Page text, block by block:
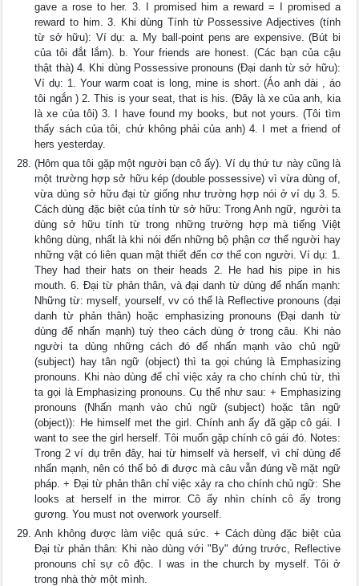
gave a rose to her. 3. I promised him a reward = I promised a
reward to him. 3. Khi dùng Tính từ Possessive Adjectives (tính
từ sở hữu): Ví dụ: a. My ball-point pens are expensive. (Bút bi
của tôi đắt lắm). b. Your friends are honest. (Các bạn của cậu
thật thà) 4. Khi dùng Possessive pronouns (Đại danh từ sở hữu):
Ví dụ: 1. Your warm coat is long, mine is short. (Áo anh dài , áo
tôi ngắn ) 2. This is your seat, that is his. (Đây là xe của anh, kia
là xe của tôi) 3. I have found my books, but not yours. (Tôi tìm
thấy sách của tôi, chứ không phải của anh) 4. I met a friend of
hers yesterday.
(Hôm qua tôi gặp một người bạn cô ấy). Ví dụ thứ tư này cũng là
một trường hợp sở hữu kép (double possessive) vì vừa dùng of,
vừa dùng sở hữu đại từ giống như trường hợp nói ở ví dụ 3. 5.
Cách dùng đặc biệt của tính từ sở hữu: Trong Anh ngữ, người ta
dùng sở hữu tính từ trong những trường hợp mà tiếng Việt
không dùng, nhất là khi nói đến những bộ phận cơ thể người hay
những vật có liên quan mật thiết đến cơ thể con người. Ví dụ: 1.
They had their hats on their heads 2. He had his pipe in his
mouth. 6. Đại từ phản thân, và đại danh từ dùng để nhấn mạnh:
Những từ: myself, yourself, vv có thể là Reflective pronouns (đại
danh từ phản thân) hoặc emphasizing pronouns (Đại danh từ
dùng để nhấn mạnh) tuỳ theo cách dùng ở trong câu. Khi nào
người ta dùng những cách đó để nhấn mạnh vào chủ ngữ
(subject) hay tân ngữ (object) thì ta gọi chúng là Emphasizing
pronouns. Khi nào dùng để chỉ việc xảy ra cho chính chủ từ, thì
ta gọi là Emphasizing pronouns. Cụ thể như sau: + Emphasizing
pronouns (Nhấn mạnh vào chủ ngữ (subject) hoặc tân ngữ
(object)): He himself met the girl. Chính anh ấy đã gặp cô gái. I
want to see the girl herself. Tôi muốn gặp chính cô gái đó. Notes:
Trong 2 ví dụ trên đây, hai từ himself và herself, vì chỉ dùng để
nhấn mạnh, nên có thể bỏ đi được mà câu vẫn đúng về mặt ngữ
pháp. + Đại từ phản thân chỉ việc xảy ra cho chính chủ ngữ: She
looks at herself in the mirror. Cô ấy nhìn chính cô ấy trong
gương. You must not overwork yourself.
Anh không được làm việc quá sức. + Cách dùng đặc biệt của
Đại từ phản thân: Khi nào dùng với "By" đứng trước, Reflective
pronouns chỉ sự cô độc. I was in the church by myself. Tôi ở
trong nhà thờ một mình.